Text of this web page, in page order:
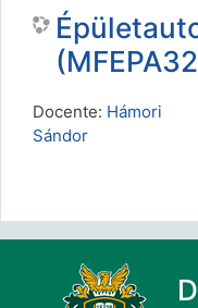
Docente: Hámori
Sándor